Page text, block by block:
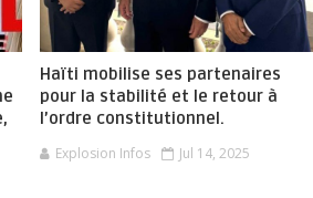
Haïti mobilise ses partenaires
pour la stabilité et le retour à
l’ordre constitutionnel.
Explosion Infos Jul 14, 2025